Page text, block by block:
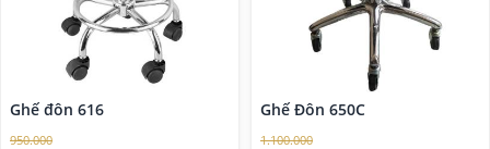
Ghế đôn 616
950.000
Ghế Đôn 650C
1.100.000